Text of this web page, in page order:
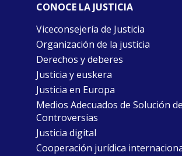
CONOCE LA JUSTICIA
Viceconsejería de Justicia
Organización de la justicia
Derechos y deberes
Justicia y euskera
Justicia en Europa
Medios Adecuados de Solución de
Controversias
Justicia digital
Cooperación jurídica